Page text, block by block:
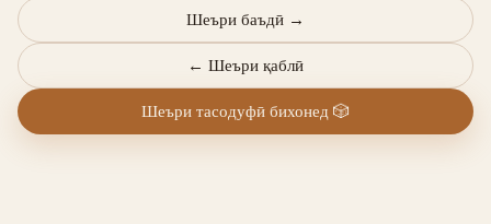
← Шеъри қаблӣ
Шеъри баъдӣ →
Шеъри тасодуфӣ бихонед 🎲